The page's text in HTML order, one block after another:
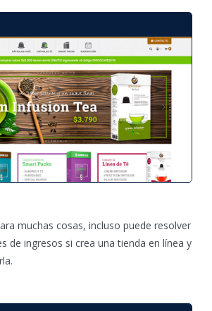
muchas cosas, incluso puede resolver
de ingresos si crea una tienda en línea y